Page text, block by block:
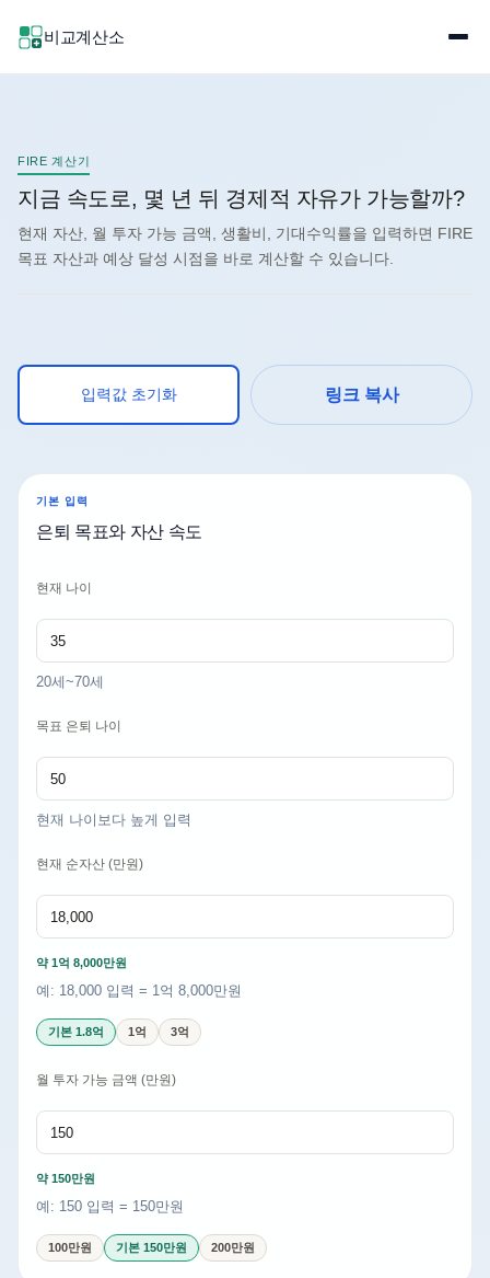
비교계산소
FIRE 계산기
지금 속도로, 몇 년 뒤 경제적 자유가 가능할까?
현재 자산, 월 투자 가능 금액, 생활비, 기대수익률을 입력하면 FIRE
목표 자산과 예상 달성 시점을 바로 계산할 수 있습니다.
입력값 초기화 링크 복사
기본 입력
은퇴 목표와 자산 속도
현재 나이
20세~70세
목표 은퇴 나이
현재 나이보다 높게 입력
현재 순자산 (만원)
약 1억 8,000만원
예: 18,000 입력 = 1억 8,000만원
기본 1.8억 1억 3억
월 투자 가능 금액 (만원)
약 150만원
예: 150 입력 = 150만원
100만원 기본 150만원 200만원